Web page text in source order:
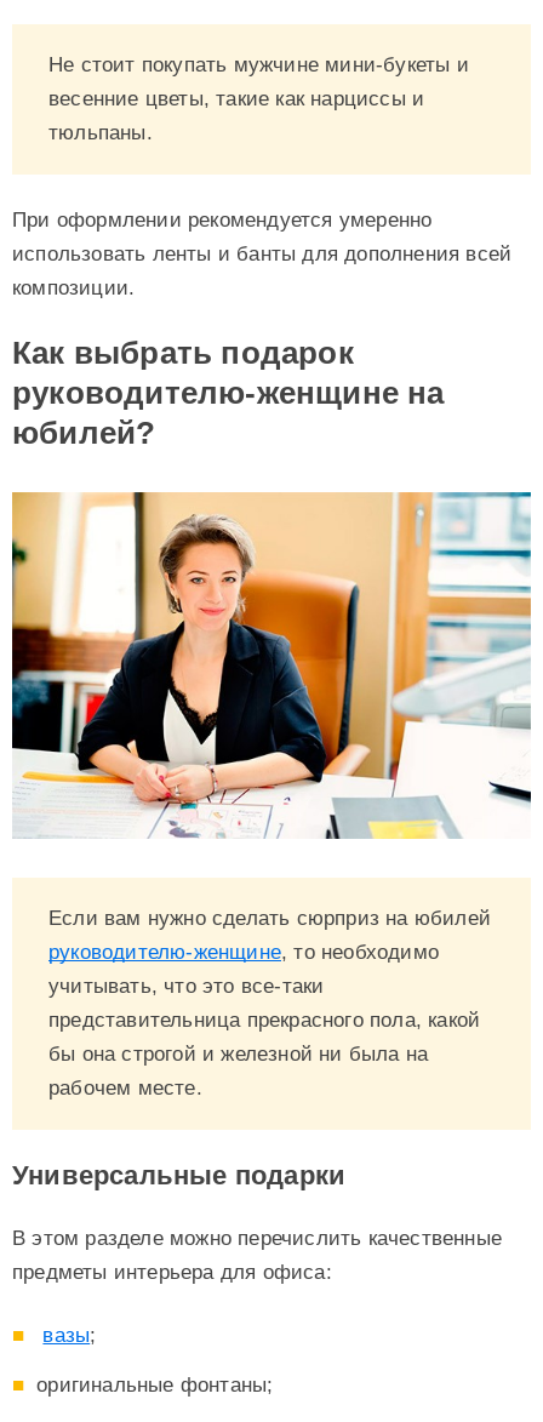
Не стоит покупать мужчине мини-букеты и
весенние цветы, такие как нарциссы и
тюльпаны.
При оформлении рекомендуется умеренно
использовать ленты и банты для дополнения всей
композиции.
Как выбрать подарок
руководителю-женщине на
юбилей?
Если вам нужно сделать сюрприз на юбилей
руководителю-женщине, то необходимо
учитывать, что это все-таки
представительница прекрасного пола, какой
бы она строгой и железной ни была на
рабочем месте.
Универсальные подарки
В этом разделе можно перечислить качественные
предметы интерьера для офиса:
вазы;
оригинальные фонтаны;